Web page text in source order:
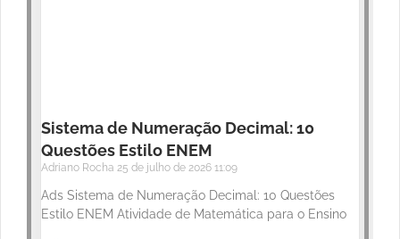
Sistema de Numeração Decimal: 10
Questões Estilo ENEM
Adriano Rocha 25 de julho de 2026 11:09
Ads Sistema de Numeração Decimal: 10 Questões
Estilo ENEM Atividade de Matemática para o Ensino